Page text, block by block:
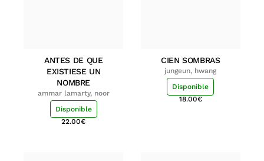
ANTES DE QUE
EXISTIESE UN
NOMBRE
ammar lamarty, noor
Disponible
22.00€
CIEN SOMBRAS
jungeun, hwang
Disponible
18.00€